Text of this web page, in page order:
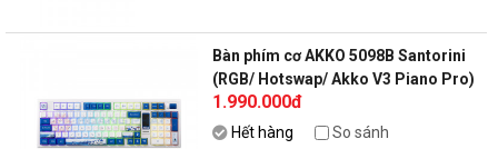
Bàn phím cơ AKKO 5098B Santorini
(RGB/ Hotswap/ Akko V3 Piano Pro)
1.990.000đ
Hết hàng So sánh